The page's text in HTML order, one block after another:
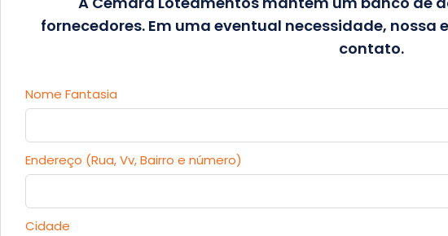
fornecedores. Em uma eventual necessidade, nossa
contato.
Nome Fantasia
Endereço (Rua, Vv, Bairro e número)
Cidade